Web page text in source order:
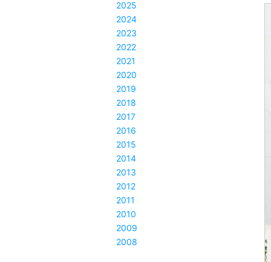
2025
2024
2023
2022
2021
2020
2019
2018
2017
2016
2015
2014
2013
2012
2011
2010
2009
2008